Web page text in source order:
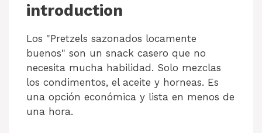
introduction
Los "Pretzels sazonados locamente
buenos" son un snack casero que no
necesita mucha habilidad. Solo mezclas
los condimentos, el aceite y horneas. Es
una opción económica y lista en menos de
una hora.